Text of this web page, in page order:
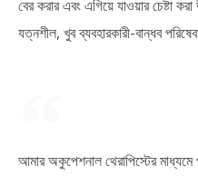
বের করার এবং এগিয়ে যাওয়ার
যত্নশীল, খুব ব্যবহারকারী-বান্ধব
আমার অকুপেশনাল থেরাপিস্টের